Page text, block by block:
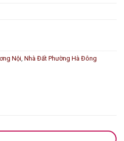
Nội, Nhà Đất Phường Hà Đông